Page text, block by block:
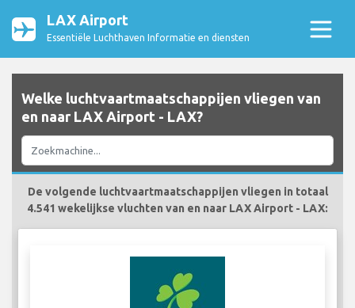
LAX Airport
Essentiële Luchthaven Informatie en diensten
Welke luchtvaartmaatschappijen vliegen van
en naar LAX Airport - LAX?
De volgende luchtvaartmaatschappijen vliegen in totaal
4.541 wekelijkse vluchten van en naar LAX Airport - LAX: